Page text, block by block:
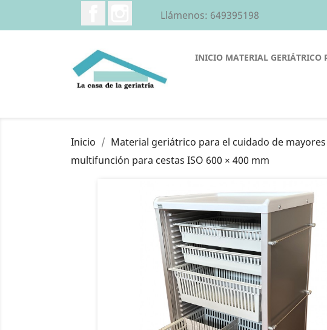
Llámenos: 649395198
Instagram
INICIO MATERIAL GERIÁTRICO
Inicio Material geriátrico para el cuidado de mayores
multifunción para cestas ISO 600 × 400 mm